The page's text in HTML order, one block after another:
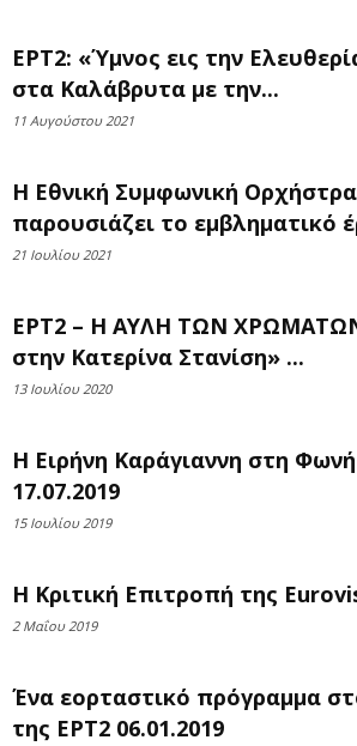
ΕΡΤ2: «Ύμνος εις την
στα Καλάβρυτα με την...
11 Αυγούστου 2021
Η Εθνική Συμφωνική
παρουσιάζει το εμβληματικό
21 Ιουλίου 2021
ΕΡΤ2 – Η ΑΥΛΗ ΤΩΝ
στην Κατερίνα Στανίση» ...
13 Ιουλίου 2020
Η Ειρήνη Καράγιαννη στη
17.07.2019
15 Ιουλίου 2019
Η Κριτική Επιτροπή της
2 Μαΐου 2019
Ένα εορταστικό πρόγραμμα
της ΕΡΤ2 06.01.2019